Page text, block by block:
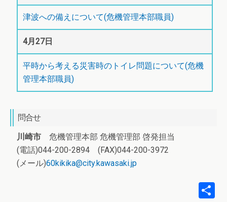
津波への備えについて(危機管理本部職員)
4月27日
平時から考える災害時のトイレ問題について(危機
管理本部職員)
問合せ
川崎市 危機管理本部 危機管理部 啓発担当
(電話)044-200-2894 (FAX)044-200-3972
(メール)60kikika@city.kawasaki.jp